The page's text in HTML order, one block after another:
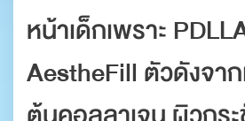
หน้าเด็กเพราะ
AestheFill ตัวดังจาก